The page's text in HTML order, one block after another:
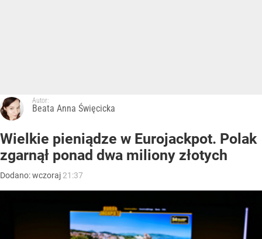
Autor:
Beata Anna Święcicka
Wielkie pieniądze w Eurojackpot. Polak
zgarnął ponad dwa miliony złotych
Dodano:wczoraj 21:37